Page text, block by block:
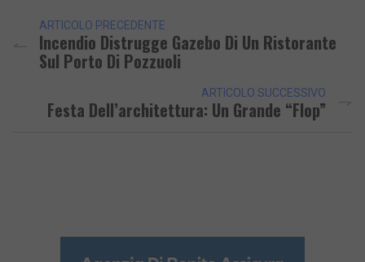
ARTICOLO PRECEDENTE
Incendio Distrugge Gazebo Di Un Ristorante
Sul Porto Di Pozzuoli
ARTICOLO SUCCESSIVO
Festa Dell’architettura: Un Grande “flop”